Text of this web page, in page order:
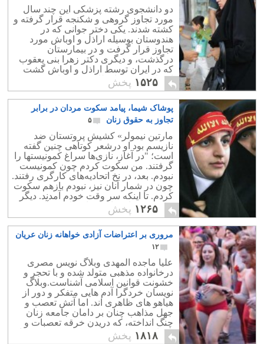
است؟
دو دانشجوی رشته پزشکی این چند سال
مورد تجاوز گروهی و شکنجه قرار گرفته و
کشته شدند. یکی دختر جوانی که در
هندوستان بوسیله اراذل و اوباش مورد
تجاوز قرار گرفت و در بیمارستان
درگذشت، و دیگری دکتر زهرا بنی یعقوب
که در ایران توسط اراذل و اوباش گشت
ارشاد و نیروی انتظامی بدو تجاوز شد و
پس از شکنجه در گذشت.
۱۵۲۵ پخش
پوشاک شیما، پیامد سکوت مردان در برابر
تجاوز به حقوق زنان
۵
مارتین نیمولر» کشیش پروتستان ضد
نازیسم بود او درشعر کوتاهی چنین گفته
است؛ "در آغاز، نازی‌ها سراغ کمونیستها را
گرفتند. من سکوت کردم چون کمونیست
نبودم. بعد، در نخ اتحادیه‌های کارگری رفتند.
چون در شمار آنان نیز، نبودم بازهم سکوت
کردم. تا اینکه سر وقت خودم آمدند. دیگر
کسی نبود تا صدایی به اعتراض برآرد.
۱۲۶۵ پخش
مروری بر اعتراضات آزادی خواهانه زنان عریان
۱۲
علیا ماجده المهدی وبلاگ نویس مصری
درخانواده مذهبی متولد شده و با تحجر و
خشونت قوانین اسلامی آشناست.وبلاگ
نویسان خردگرا آدم هایی متفکر و دور از
هیاهو های ظاهری اند. اما آتش تعصب و
جهل مذاهب چنان بر دامان جامعه زنان
چنگ انداخته، که دریدن خرقه تعصبات و
عریانی حقیقتی روشن در مورد حقوق زنان
۱۸۱۸ پخش